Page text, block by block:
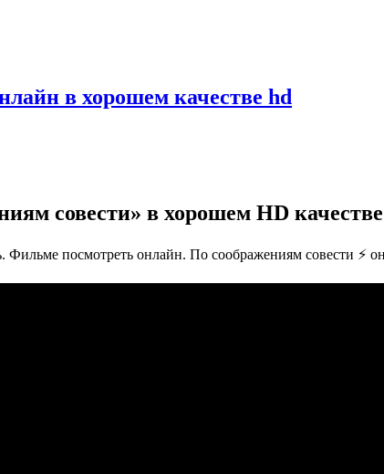
в хорошем качестве hd
совести» в хорошем HD качестве
посмотреть онлайн. По соображениям совести ⚡